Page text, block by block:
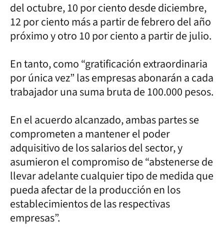
del octubre, 10 por ciento desde diciembre,
12 por ciento más a partir de febrero del año
próximo y otro 10 por ciento a partir de julio.
En tanto, como “gratificación extraordinaria
por única vez” las empresas abonarán a cada
trabajador una suma bruta de 100.000 pesos.
En el acuerdo alcanzado, ambas partes se
comprometen a mantener el poder
adquisitivo de los salarios del sector, y
asumieron el compromiso de “abstenerse de
llevar adelante cualquier tipo de medida que
pueda afectar de la producción en los
establecimientos de las respectivas
empresas”.